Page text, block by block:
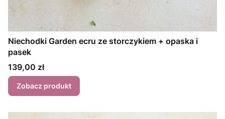
Niechodki Garden ecru ze storczykiem + opaska i
pasek
Cena
139,00 zł
Zobacz produkt